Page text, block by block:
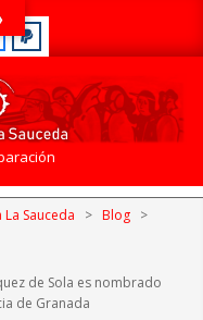
Sauceda > Blog >
de Sola es nombrado
de Granada